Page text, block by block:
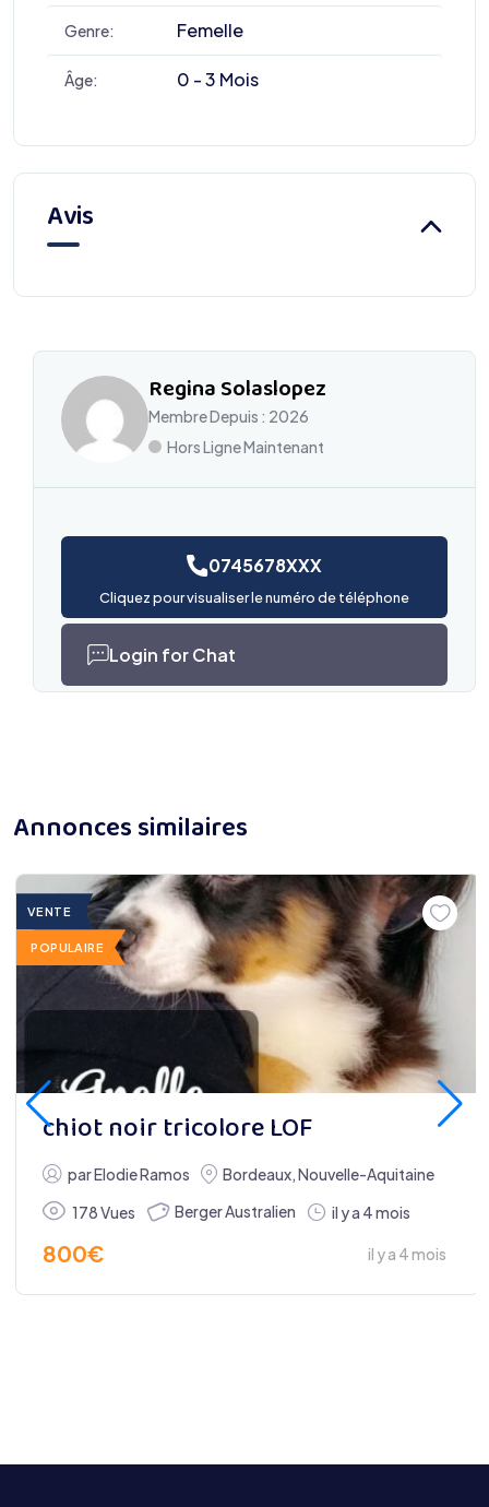
Genre: Femelle
Âge: 0 - 3 Mois
Avis
Regina Solaslopez
Membre Depuis : 2026
Hors Ligne Maintenant
0745678XXX
Cliquez pour visualiser le numéro de téléphone
Login for Chat
Annonces similaires
VENTE
POPULAIRE
chiot noir tricolore LOF
parElodie Ramos Bordeaux,Nouvelle-Aquitaine
178 Vues
Berger Australien il y a 4 mois
800€ il y a 4 mois